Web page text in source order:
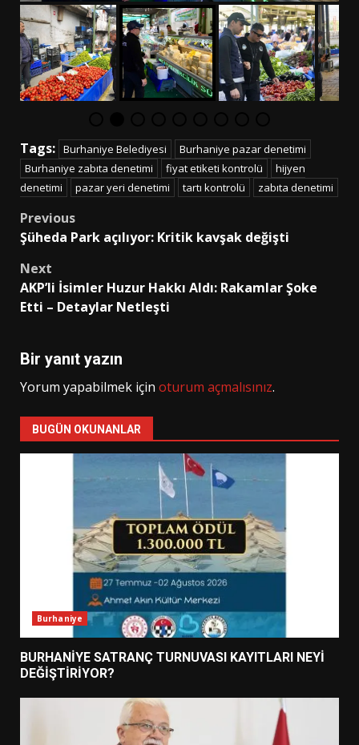
Tags: Burhaniye Belediyesi
Burhaniye pazar denetimi
Burhaniye zabıta denetimi
fiyat etiketi kontrolü
hijyen
denetimi
pazar yeri denetimi tartı kontrolü zabıta denetimi
Post
navigation
Previous
Şüheda Park açılıyor: Kritik kavşak değişti
Next
AKP’li İsimler Huzur Hakkı Aldı: Rakamlar Şoke
Etti – Detaylar Netleşti
Bir yanıt yazın
Yorum yapabilmek için oturum açmalısınız.
BUGÜN OKUNANLAR
Burhaniye
BURHANİYE SATRANÇ TURNUVASI KAYITLARI NEYİ
DEĞİŞTİRİYOR?